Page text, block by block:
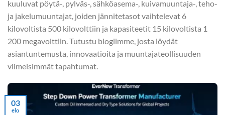
kuuluvat pöytä-, pylväs-, sähköasema-, kuivamuuntaja-, teho-
ja jakelumuuntajat, joiden jännitetasot vaihtelevat 6
kilovoltista 500 kilovolttiin ja kapasiteetit 15 kilovoltista 1
200 megavolttiin. Tutustu blogiimme, josta löydät
asiantuntemusta, innovaatioita ja muuntajateollisuuden
viimeisimmät tapahtumat.
03
elo